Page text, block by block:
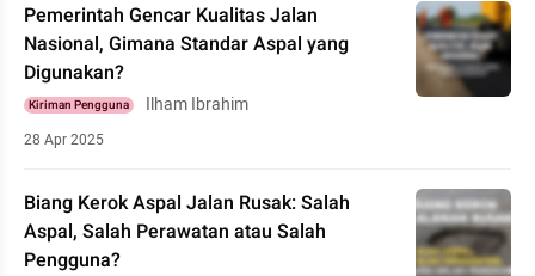
Pemerintah Gencar Kualitas Jalan
Nasional, Gimana Standar Aspal yang
Digunakan?
Kiriman Pengguna Ilham Ibrahim
28 Apr 2025
Biang Kerok Aspal Jalan Rusak: Salah
Aspal, Salah Perawatan atau Salah
Pengguna?